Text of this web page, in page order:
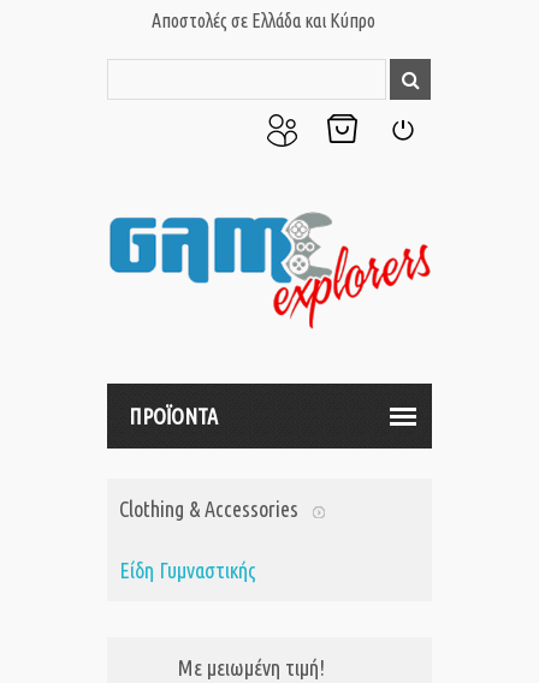
Αποστολές σε Ελλάδα και Κύπρο
μου
ΠΡΟΪΟΝΤΑ
Clothing & Accessories
Είδη Γυμναστικής
Με μειωμένη τιμή!